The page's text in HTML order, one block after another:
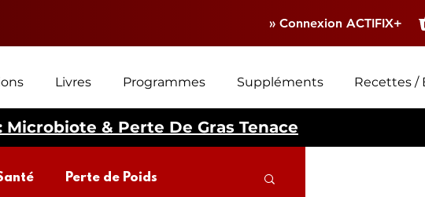
» Connexion ACTIFIX+
Livres Programmes Suppléments Recettes /
: Microbiote & Perte De Gras Tenace
Perte de Poids